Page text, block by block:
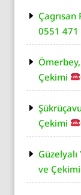
0551 471
Çekimi
Çekimi
ve Çekimi